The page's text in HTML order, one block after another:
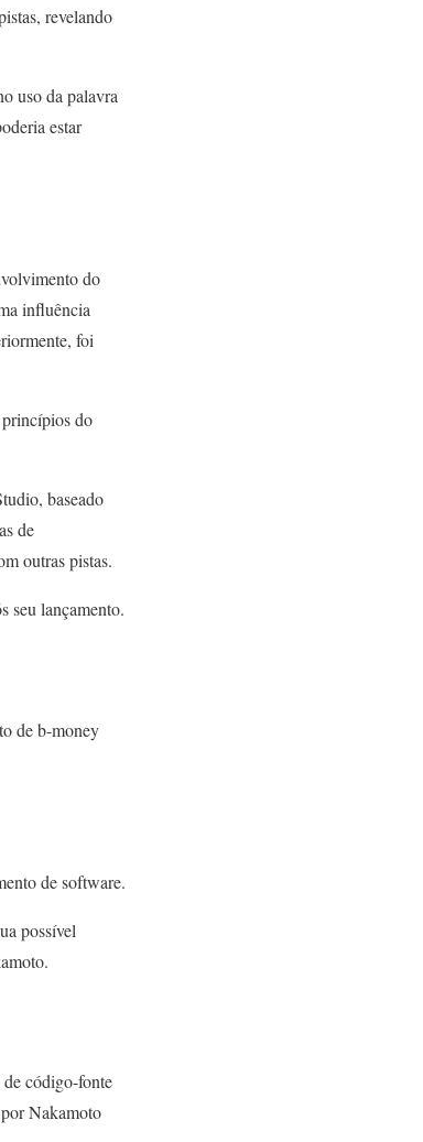
revelando
uso da palavra
estar
do
influência
foi
do
baseado
de
outras pistas.
seu lançamento.
de b-money
de software.
possível
código-fonte
Nakamoto